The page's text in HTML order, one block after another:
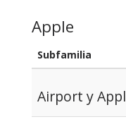
Apple
Subfamilia
Airport y